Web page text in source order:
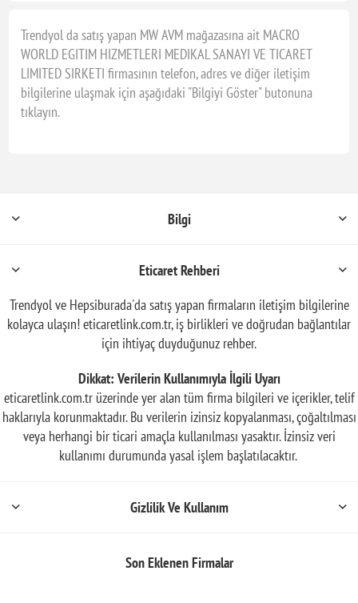
Trendyol da satış yapan MW AVM mağazasına ait MACRO
WORLD EGITIM HIZMETLERI MEDIKAL SANAYI VE TICARET
LIMITED SIRKETI firmasının telefon, adres ve diğer iletişim
bilgilerine ulaşmak için aşağıdaki "Bilgiyi Göster" butonuna
tıklayın.
Bilgi
Eticaret Rehberi
Trendyol ve Hepsiburada'da satış yapan firmaların iletişim bilgilerine
kolayca ulaşın! eticaretlink.com.tr, iş birlikleri ve doğrudan bağlantılar
için ihtiyaç duyduğunuz rehber.
Dikkat: Verilerin Kullanımıyla İlgili Uyarı
eticaretlink.com.tr üzerinde yer alan tüm firma bilgileri ve içerikler, telif
haklarıyla korunmaktadır. Bu verilerin izinsiz kopyalanması, çoğaltılması
veya herhangi bir ticari amaçla kullanılması yasaktır. İzinsiz veri
kullanımı durumunda yasal işlem başlatılacaktır.
Gizlilik Ve Kullanım
Son Eklenen Firmalar